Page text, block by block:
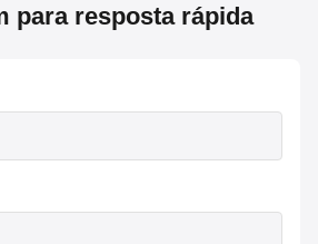
para resposta rápida